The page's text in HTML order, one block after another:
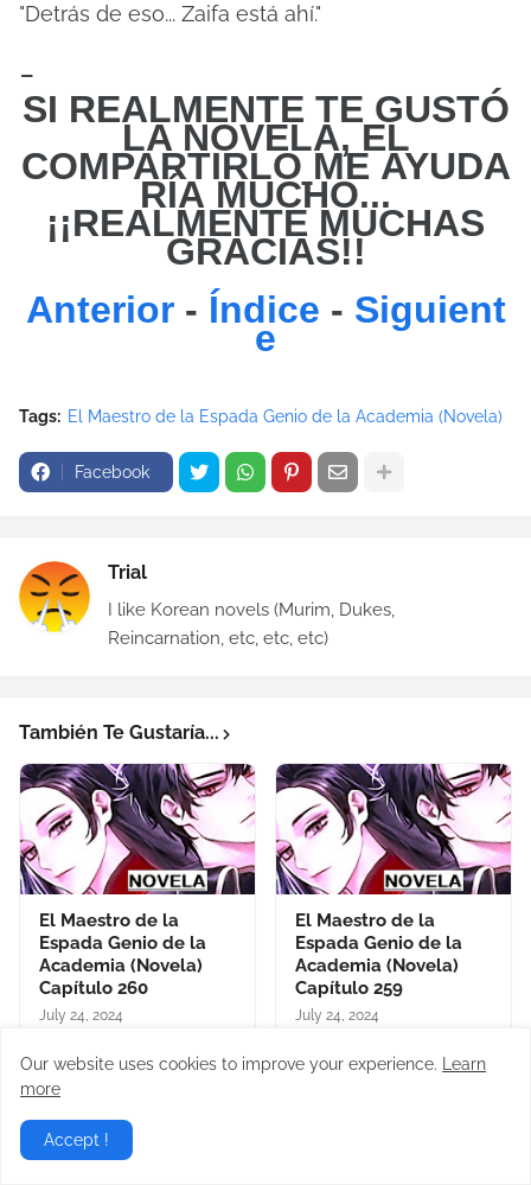
"Detrás de eso... Zaifa está ahí."
-
SI REALMENTE TE GUSTÓ
LA NOVELA, EL
COMPARTIRLO ME AYUDA
RÍA MUCHO...
¡¡REALMENTE MUCHAS
GRACIAS!!
Anterior - Índice - Siguient
e
Tags: El Maestro de la Espada Genio de la Academia (Novela)
Facebook
Trial
I like Korean novels (Murim, Dukes,
Reincarnation, etc, etc, etc)
También Te Gustaría...
El Maestro de la
Espada Genio de la
Academia (Novela)
Capítulo 260
July 24, 2024
El Maestro de la
Espada Genio de la
Academia (Novela)
Capítulo 259
July 24, 2024
Our website uses cookies to improve your experience.
Learn
more
Accept !